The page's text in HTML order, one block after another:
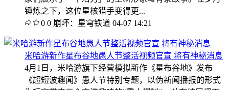
锤炼之下，这位星核猎手变得更...
0 0 崩坏：星穹铁道 04-07 14:21
米哈游新作星布谷地愚人节整活视频官宣 将有神秘消息
4月1日，米哈游旗下经营模拟新作《星布谷地》发布
《超短波趣闻》愚人节特别专题，以伪新闻播报的形式